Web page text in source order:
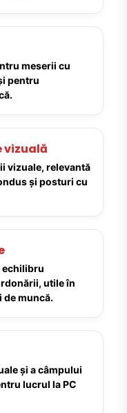
meserii cu
pentru
vizuală
vizuale, relevantă
și posturi cu
echilibru
utile în
de muncă.
și a câmpului
lucrul la PC